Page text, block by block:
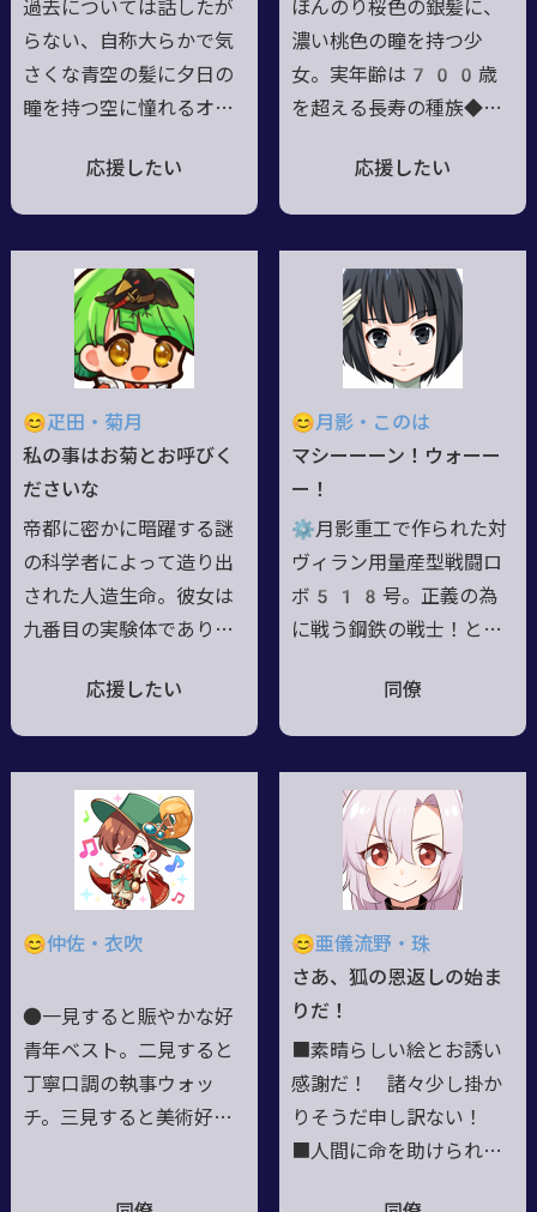
本名は「アンナ・アンダ
ルシャナ」
過去については話したが
らない、自称大らかで気
さくな青空の髪に夕日の
瞳を持つ空に憧れるオラ
画材道具一式を詰め込ん
で色々な世界を見て回っ
界。死霊を従える呪術師
でもあるがこの能力はあ
まり使いたくない様子。
背中の羽は飛べない羽。
だからこそ空に憧れ、嫌
な記憶を塗りつぶし色鮮
やかな色彩を望む者】
応援したい
ほんのり桜色の銀髪に、
濃い桃色の瞳を持つ少
女。実年齢は700歳
を超える長寿の種族◆体
収して自らの魔力に換え
てしまうため、たくさん
◆知識欲に従い、世界中
の本を集めて保管するこ
とを使命としている◆正
直に物を言うタイプ。興
味がないことにはドライ
で、投げやりになること
もしばしば◆愛称はメル
応援したい
😊疋田・菊月
私の事はお菊とお呼びく
ださいな
帝都に密かに暗躍する謎
の科学者によって造り出
された人造生命。彼女は
九番目の実験体であり、
喚術を秘めていたらしい
が、家出！なんやかんや
拾われ菊月という名前を
貰うこととなったのだ。
今日も彼女は弾ける笑顔
と、そして魔界ナゴヤか
ら呼び出したという黒い
応援したい
😊月影・このは
マシーーーン！ウォーー
ー！
⚙月影重工で作られた対
ヴィラン用量産型戦闘ロ
ボ518号。正義の為
に戦う鋼鉄の戦士！とい
合金製の玩具のヤドリガ
ミ。設定を自身の過去と
マシンを名乗る⚙最近は
スーパーロボットも名乗
りだした⚙性格は本人は
真面目だが、生まれ故に
世間知らずで非常識な面
がある⚙食事は電気、普
通の食物も摂取できるが
同僚
😊仲佐・衣吹
●一見すると賑やかな好
青年ベスト。二見すると
丁寧口調の執事ウォッ
チ。三見すると美術好き
😊亜儀流野・珠
さあ、狐の恩返しの始ま
りだ！
■素晴らしい絵とお誘い
感謝だ！ 諸々少し掛か
りそうだ申し訳ない！
■人間に命を助けられ